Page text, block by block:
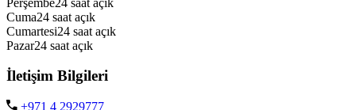
Cuma24 saat açık
Cumartesi24 saat açık
Pazar24 saat açık
İletişim Bilgileri
+971 4 2929777